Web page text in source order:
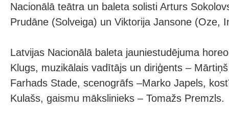
Nacionālā teātra un baleta solisti Arturs
Prudāne (Solveiga) un Viktorija Jansone (Oze,
Latvijas Nacionālā baleta jauniestudējuma
Klugs, muzikālais vadītājs un diriģents –
Farhads Stade, scenogrāfs –Marko Japels,
Kulašs, gaismu mākslinieks – Tomažs Premzls.